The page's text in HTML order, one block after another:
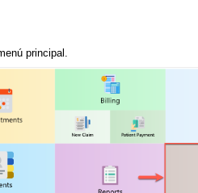
principal.